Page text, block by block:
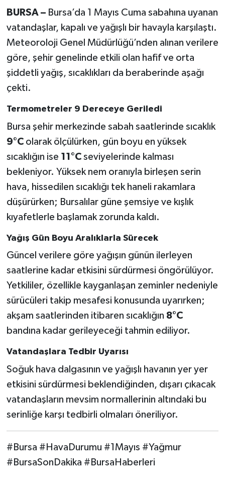
BURSA –Bursa’da 1 Mayıs Cuma sabahına uyanan
vatandaşlar, kapalı ve yağışlı bir havayla karşılaştı.
Meteoroloji Genel Müdürlüğü’nden alınan verilere
göre, şehir genelinde etkili olan hafif ve orta
şiddetli yağış, sıcaklıkları da beraberinde aşağı
çekti.
Termometreler 9 Dereceye Geriledi
Bursa şehir merkezinde sabah saatlerinde sıcaklık
9°Colarak ölçülürken, gün boyu en yüksek
sıcaklığın ise 11°Cseviyelerinde kalması
bekleniyor. Yüksek nem oranıyla birleşen serin
hava, hissedilen sıcaklığı tek haneli rakamlara
düşürürken; Bursalılar güne şemsiye ve kışlık
kıyafetlerle başlamak zorunda kaldı.
Yağış Gün Boyu Aralıklarla Sürecek
Güncel verilere göre yağışın günün ilerleyen
saatlerine kadar etkisini sürdürmesi öngörülüyor.
Yetkililer, özellikle kayganlaşan zeminler nedeniyle
sürücüleri takip mesafesi konusunda uyarırken;
akşam saatlerinden itibaren sıcaklığın 8°C
bandına kadar gerileyeceği tahmin ediliyor.
Vatandaşlara Tedbir Uyarısı
Soğuk hava dalgasının ve yağışlı havanın yer yer
etkisini sürdürmesi beklendiğinden, dışarı çıkacak
vatandaşların mevsim normallerinin altındaki bu
serinliğe karşı tedbirli olmaları öneriliyor.
#Bursa #HavaDurumu #1Mayıs #Yağmur
#BursaSonDakika #BursaHaberleri